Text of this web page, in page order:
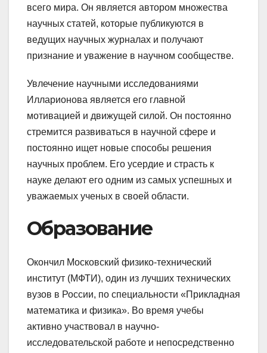
всего мира. Он является автором множества
научных статей, которые публикуются в
ведущих научных журналах и получают
признание и уважение в научном сообществе.
Увлечение научными исследованиями
Илларионова является его главной
мотивацией и движущей силой. Он постоянно
стремится развиваться в научной сфере и
постоянно ищет новые способы решения
научных проблем. Его усердие и страсть к
науке делают его одним из самых успешных и
уважаемых ученых в своей области.
Образование
Окончил Московский физико-технический
институт (МФТИ), один из лучших технических
вузов в России, по специальности «Прикладная
математика и физика». Во время учебы
активно участвовал в научно-
исследовательской работе и непосредственно